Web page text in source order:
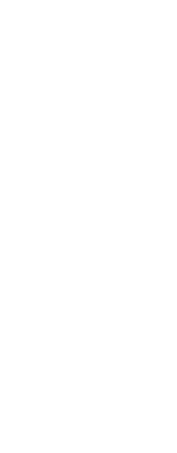
In het
van Perzië,
door
gaf Kores,
koninkrijk
brieven
'Zo spreekt
de God des
der aarde
voor Hem
Juda.
behoren